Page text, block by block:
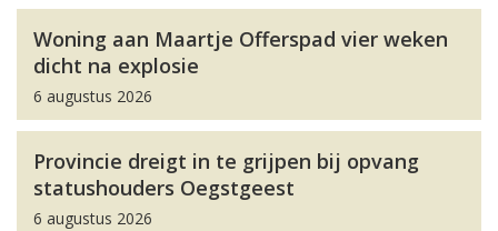
Woning aan Maartje Offerspad vier weken
dicht na explosie
6 augustus 2026
Provincie dreigt in te grijpen bij opvang
statushouders Oegstgeest
6 augustus 2026